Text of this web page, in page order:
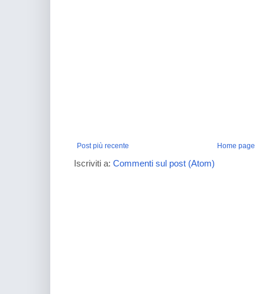
Post più recente Home page
Iscriviti a: Commenti sul post (Atom)